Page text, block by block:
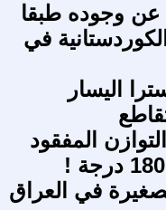
وجوده طبقا
في
اليسار
المفقود
في العراق